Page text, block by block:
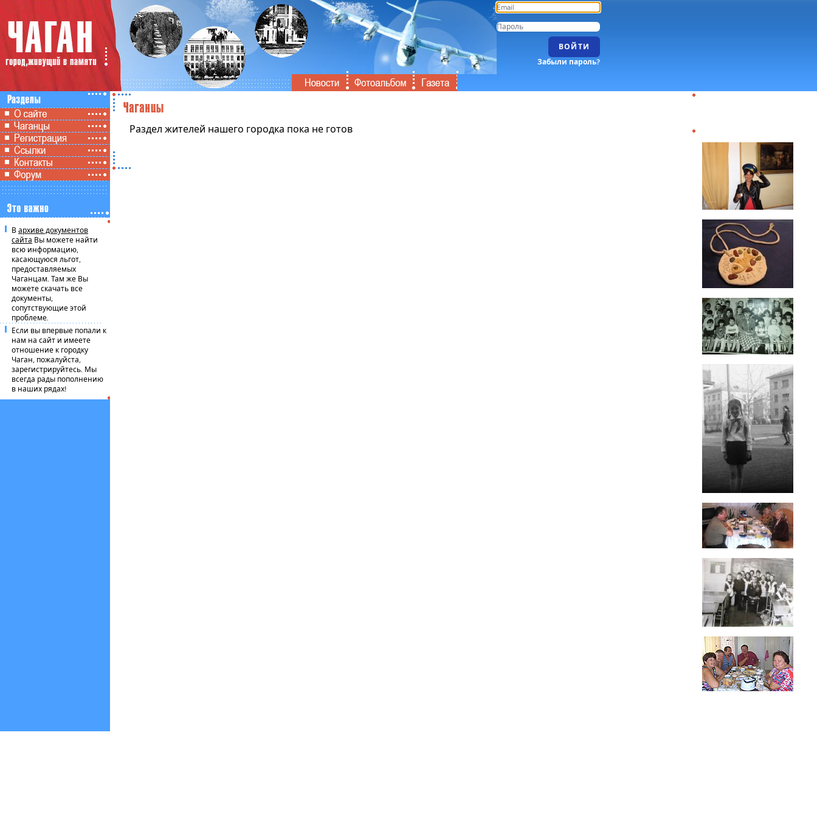
ВОЙТИ
Забыли пароль?
В архиве документов
сайта Вы можете найти
всю информацию,
касающуюся льгот,
предоставляемых
Чаганцам. Там же Вы
можете скачать все
документы,
сопутствующие этой
проблеме.
Если вы впервые попали к
нам на сайт и имеете
отношение к городку
Чаган, пожалуйста,
зарегистрируйтесь. Мы
всегда рады пополнению
в наших рядах!
Раздел жителей нашего городка пока не готов